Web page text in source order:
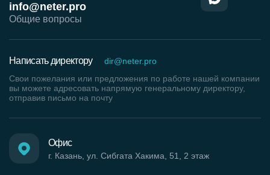
info@neter.pro
Общие вопросы
Офис
г. Казань, ул. Сибгата Хакима, 51, 2 этаж
Написать директору
dir@neter.pro
Свои пожелания или предложения по работе нашей компании
вы можете адресовать напрямую генеральному директору,
отправив письмо на почту